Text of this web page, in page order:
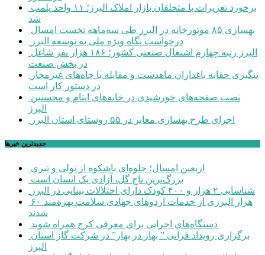
شد
بهسازی ۸۵ موتورخانه در البرز طی سه‌ماهه نخست امسال
درخواست نگاه ویژه ملی به توسعه البرز
در بخش صنعت
در دستور کار است
البرز
اجرای طرح بهسازی معابر در ۵۵ روستای استان البرز
جديدترين خبرها
اربعین امسال؛ جلوه‌ای باشکوه از تولی و تبری
بزرگ‌ترین تاج گل، آزادی یک انسان است
شناسایی ۲ هزار و ۴۰۰ کودک دارای اختلالات بینایی در البرز
۶۰ هزار البرزی از خدمات اردوهای جهادی سلامت بهره‌مند
شدند
دستگاه‌های اجرایی برای معرفی کرج همراه شوند
البرز